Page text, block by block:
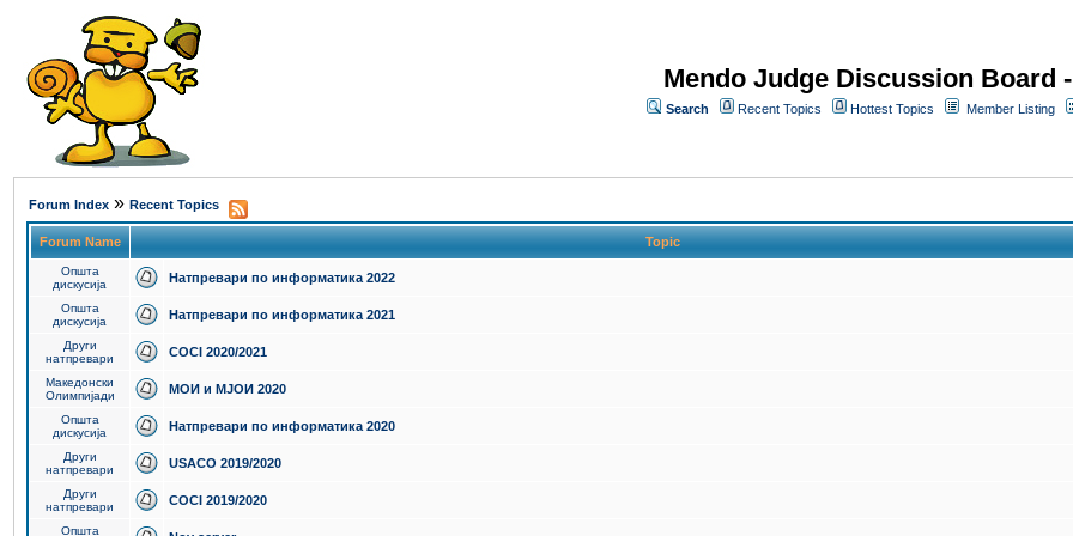
Mendo Judge Discussion Board
Search Recent Topics Hottest Topics Member Listing
Forum Index » Recent Topics
Forum Name Topic
Општа
дискусија
Натпревари по информатика 2022
Општа
дискусија
Натпревари по информатика 2021
Други
натпревари
COCI 2020/2021
Македонски
Олимпијади
МОИ и МЈОИ 2020
Општа
дискусија
Натпревари по информатика 2020
Други
натпревари
USACO 2019/2020
Други
натпревари
COCI 2019/2020
Општа